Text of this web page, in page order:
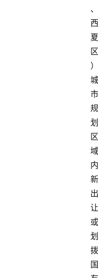
、
西
夏
区
）
城
市
规
划
区
域
内
新
出
让
或
划
拨
国